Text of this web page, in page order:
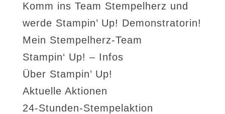
Komm ins Team Stempelherz und
werde Stampin’ Up! Demonstratorin!
Mein Stempelherz-Team
Stampin‘ Up! – Infos
Über Stampin’ Up!
Aktuelle Aktionen
24-Stunden-Stempelaktion